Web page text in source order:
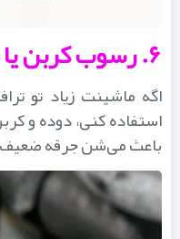
اگه ماشینت زیاد تو
استفاده کنی، دوده و
باعث می‌شن جرقه ضعیف